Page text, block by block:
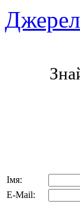
Імя:
E-Mail: